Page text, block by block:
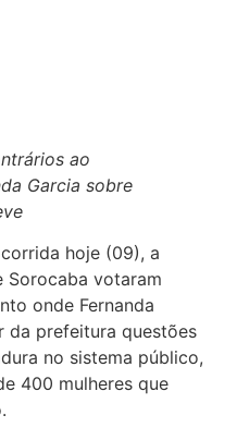
ao
Garcia sobre
hoje (09), a
Sorocaba votaram
onde Fernanda
da prefeitura questões
no sistema público,
400 mulheres que